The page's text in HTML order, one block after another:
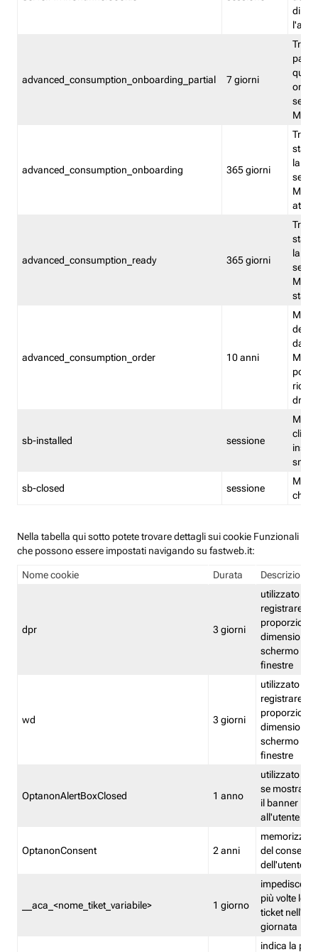
advanced_consumption_onboarding_partial 7 giorni
advanced_consumption_onboarding 365 giorni
stata
la
advanced_consumption_ready 365 giorni
stata
la
stato
advanced_consumption_order 10 anni
delle
sb-installed sessione
sb-closed sessione
Nella tabella qui sotto potete trovare dettagli sui cookie Funzionali
che possono essere impostati navigando su fastweb.it:
Nome cookie Durata Descrizione
dpr 3 giorni
utilizzato per
registrare le
proporzioni
dimensioni
schermo e
finestre
wd 3 giorni
utilizzato per
registrare le
proporzioni
dimensioni
schermo e
finestre
OptanonAlertBoxClosed 1 anno
utilizzato per
se mostrare
il banner
all'utente
OptanonConsent 2 anni
memorizza
del
dell'utente
__aca_<nome_tiket_variabile> 1 giorno
impedisce di
più volte lo
ticket
giornata
indica la